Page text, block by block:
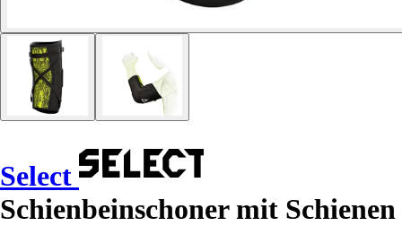
Select
Schienbeinschoner mit Schienen